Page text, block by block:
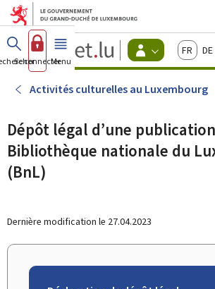
Aller au menu principal
Aller au contenu
Guichet.lu
Changer
d'espace
-
Menu
actif
Français
Se connecterMenu principal
Activités culturelles au Luxembourg
Dépôt légal d’une
Bibliothèque nationale du
(BnL)
Dernière modification le 27.04.2023